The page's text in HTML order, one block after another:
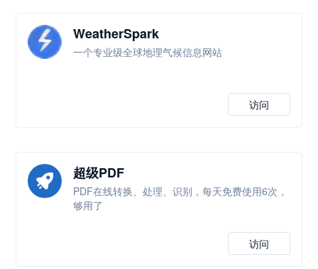
WeatherSpark
一个专业级全球地理气候信息网站
访问
超级PDF
PDF在线转换、处理、识别，每天免费使用6次，
够用了
访问